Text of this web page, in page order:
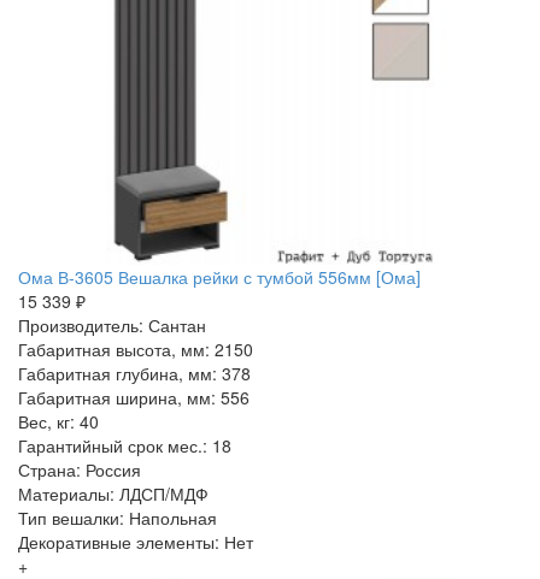
Ома В-3605 Вешалка рейки с тумбой 556мм [Ома]
15 339 ₽
Производитель: Сантан
Габаритная высота, мм: 2150
Габаритная глубина, мм: 378
Габаритная ширина, мм: 556
Вес, кг: 40
Гарантийный срок мес.: 18
Страна: Россия
Материалы: ЛДСП/МДФ
Тип вешалки: Напольная
Декоративные элементы: Нет
+